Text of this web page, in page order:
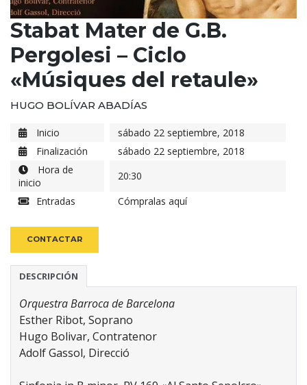
Stabat Mater de G.B.
Pergolesi – Ciclo
«Músiques del retaule»
HUGO BOLÍVAR ABADÍAS
Inicio
sábado 22 septiembre, 2018
Finalización
sábado 22 septiembre, 2018
Hora de
inicio
20:30
Entradas
Cómpralas aquí
CONTACTAR
DESCRIPCIÓN
Orquestra Barroca de Barcelona
Esther Ribot, Soprano
Hugo Bolivar, Contratenor
Adolf Gassol, Direcció